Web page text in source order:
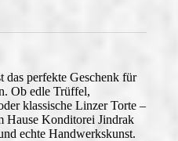
das perfekte Geschenk für
Ob edle Trüffel,
klassische Linzer Torte –
Hause Konditorei Jindrak
echte Handwerkskunst.